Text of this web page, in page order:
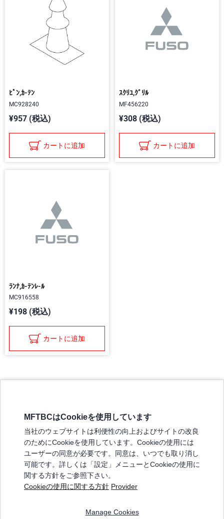
ﾋﾟﾝ,ｶ-ﾃﾝ
MC928240
¥957 (税込)
カートに追加
ｽｸﾘﾕ,ｸﾞﾘﾙ
MF456220
¥308 (税込)
カートに追加
ﾗﾝﾅ,ｶ-ﾃﾝﾚ-ﾙ
MC916558
¥198 (税込)
カートに追加
弊社の製品について
販売店リスト
よくある質問 / お問い合わせ
特定商取引法に基づく表記
三菱ふそうショップ_利用規約
MFTBCはCookieを使用しています
当社のウェブサイトは利便性の向上およびサイトの改良
のためにCookieを使用しています。Cookieの使用には
ユーザーの同意が必要です。同意は、いつでも取り消し
可能です。詳しくは「設定」メニューとCookieの使用に
関する方針をご参照下さい。
Cookieの使用に関する方針 Provider
Manage Cookies